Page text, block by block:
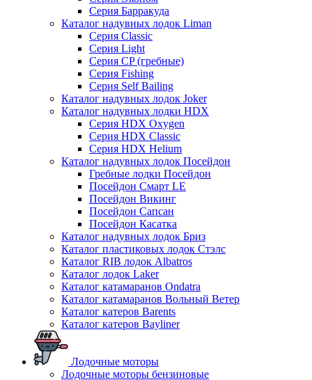
Серия Барракуда
Каталог надувных лодок Liman
Серия Classic
Серия Light
Серия CP (гребные)
Серия Fishing
Серия Self Bailing
Каталог надувных лодок Joker
Каталог надувных лодки HDX
Серия HDX Oxygen
Серия HDX Classic
Серия HDX Helium
Каталог надувных лодок Посейдон
Гребные лодки Посейдон
Посейдон Смарт LE
Посейдон Викинг
Посейдон Сапсан
Посейдон Касатка
Каталог надувных лодок Бриз
Каталог пластиковых лодок Стэлс
Каталог RIB лодок Albatros
Каталог лодок Laker
Каталог катамаранов Ondatra
Каталог катамаранов Вольный Ветер
Каталог катеров Barents
Каталог катеров Bayliner
Лодочные моторы
Лодочные моторы бензиновые